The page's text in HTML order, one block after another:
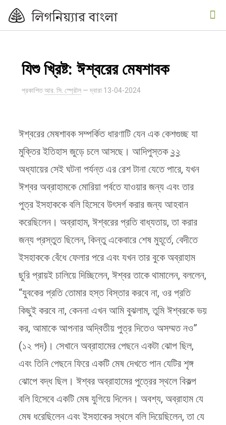
যিশু খ্রিষ্ট: ঈশ্বরের মেষশাবক
প্রকাশিতআর. সি. স্প্রৌল — দ্বারা 13-04-2024
ঈশ্বরের মেষশাবক সম্পর্কিত ধারণাটি যেন এক কেশগুচ্ছ যা
মুক্তির ইতিহাস জুড়ে চলে আসছে। আদিপুস্তক ২২
অধ্যায়ের সেই ঘটনা পর্যন্ত এর রেশ টানা যেতে পারে, যখন
ঈশ্বর অব্রাহামকে মোরিয়া পর্বতে যাওয়ার জন্য এবং তার
পুত্র ইসহাককে বলি হিসেবে উৎসর্গ করার জন্য আহবান
করেছিলেন। অব্রাহাম, ঈশ্বরের প্রতি বাধ্যতায়, তা করার
জন্য প্রস্তুত ছিলেন, কিন্তু একেবারে শেষ মুহূর্তে, বেদীতে
ইসহাককে বেঁধে ফেলার পরে এবং যখন তার বুকে অব্রাহাম
ছুরি প্রায়ই চালিয়ে দিচ্ছিলেন, ঈশ্বর তাকে থামালেন, বললেন,
“যুবকের প্রতি তোমার হস্ত বিস্তার করবে না, ওর প্রতি
কিছুই করবে না, কেননা এখন আমি বুঝলাম, তুমি ঈশ্বরকে ভয়
কর, আমাকে আপনার অদ্বিতীয় পুত্র দিতেও অসম্মত নও”
(১২ পদ)। সেখানে অব্রাহামের পেছনে একটা ঝোপ ছিল,
এবং তিনি পেছনে ফিরে একটি মেষ দেখতে পান যেটির শৃঙ্গ
ঝোপে বদ্ধ ছিল। ঈশ্বর অব্রাহামের পুত্রের স্থলে বিকল্প
বলি হিসেবে একটি মেষ যুগিয়ে দিলেন। অবশ্য, অব্রাহাম যে
মেষ ধরেছিলেন এবং ইসহাকের স্থলে বলি দিয়েছিলেন, তা যে